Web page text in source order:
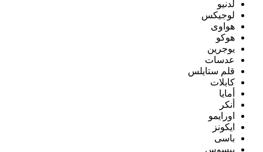
لدنيو
لوجيكس
هواوى
هوكو
يوجرين
عدسات
قلم ستايلس
كابلات
أمايا
أنكر
اورايمو
ايكونز
باسى
بيسوس